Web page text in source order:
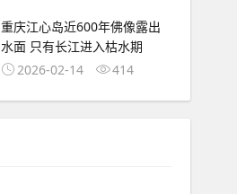
重庆江心岛近600年佛像露出
水面 只有长江进入枯水期
2026-02-14
414